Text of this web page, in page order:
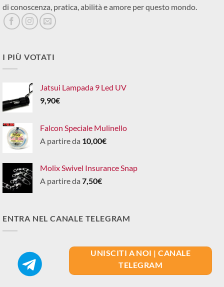
di conoscenza, pratica, abilità e amore per questo mondo.
I PIÙ VOTATI
Jatsui Lampada 9 Led UV
9,90€
Falcon Speciale Mulinello
A partire da 10,00€
Molix Swivel Insurance Snap
A partire da 7,50€
ENTRA NEL CANALE TELEGRAM
UNISCITI A NOI | CANALE
TELEGRAM